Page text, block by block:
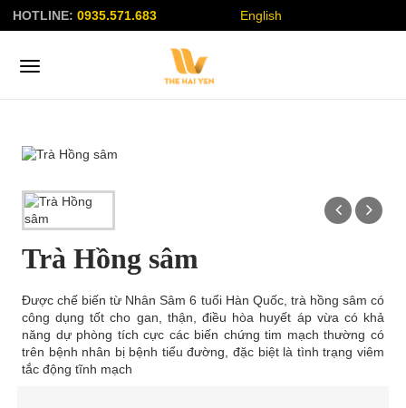
HOTLINE: 0935.571.683 English
Trà Hồng sâm
Được chế biến từ Nhân Sâm 6 tuổi Hàn Quốc, trà hồng sâm có
công dụng tốt cho gan, thận, điều hòa huyết áp vừa có khả
năng dự phòng tích cực các biến chứng tim mạch thường có
trên bệnh nhân bị bệnh tiểu đường, đặc biệt là tình trạng viêm
tắc động tĩnh mạch